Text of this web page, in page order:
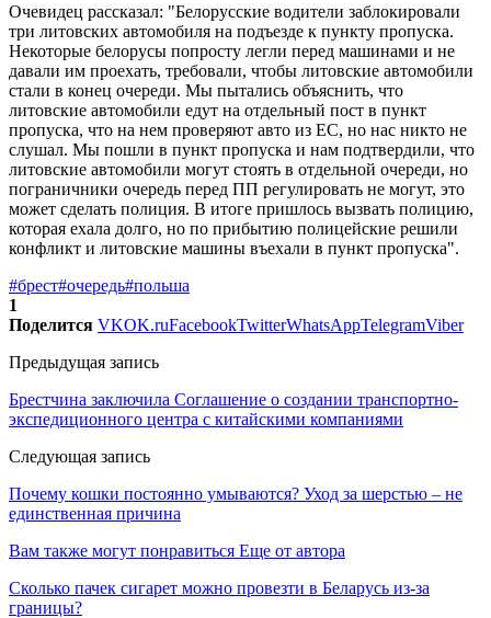
Очевидец рассказал: "Белорусские водители заблокировали
три литовских автомобиля на подъезде к пункту пропуска.
Некоторые белорусы попросту легли перед машинами и не
давали им проехать, требовали, чтобы литовские автомобили
стали в конец очереди. Мы пытались объяснить, что
литовские автомобили едут на отдельный пост в пункт
пропуска, что на нем проверяют авто из ЕС, но нас никто не
слушал. Мы пошли в пункт пропуска и нам подтвердили, что
литовские автомобили могут стоять в отдельной очереди, но
пограничники очередь перед ПП регулировать не могут, это
может сделать полиция. В итоге пришлось вызвать полицию,
которая ехала долго, но по прибытию полицейские решили
конфликт и литовские машины въехали в пункт пропуска".
#брест#очередь#польша
1
Поделится VKOK.ruFacebookTwitterWhatsAppTelegramViber
Предыдущая запись
Брестчина заключила Соглашение о создании транспортно-
экспедиционного центра с китайскими компаниями
Следующая запись
Почему кошки постоянно умываются? Уход за шерстью – не
единственная причина
Вам также могут понравиться Еще от автора
Сколько пачек сигарет можно провезти в Беларусь из-за
границы?